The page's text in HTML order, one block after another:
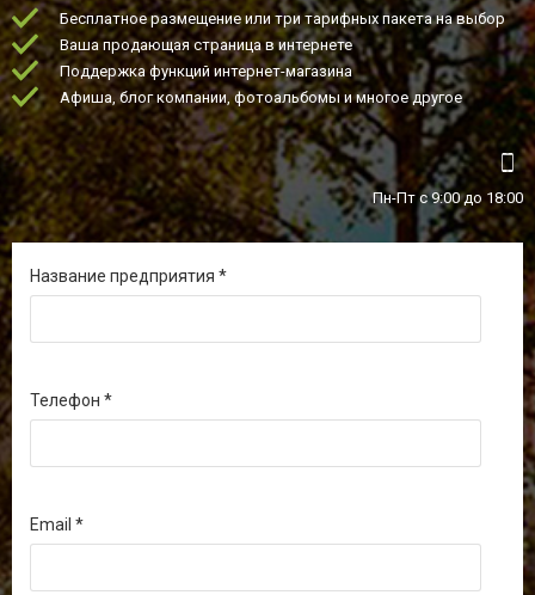
Бесплатное размещение или три тарифных пакета на выбор
Ваша продающая страница в интернете
Поддержка функций интернет-магазина
Афиша, блог компании, фотоальбомы и многое другое
Пн-Пт с 9:00 до 18:00
Название предприятия
Телефон
Email